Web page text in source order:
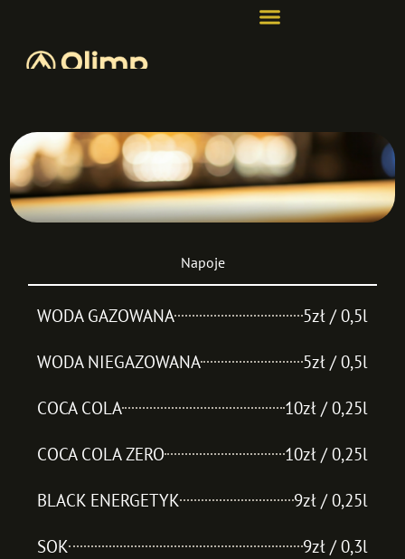
Napoje
WODA GAZOWANA 5zł / 0,5l
WODA NIEGAZOWANA 5zł / 0,5l
COCA COLA 10zł / 0,25l
COCA COLA ZERO 10zł / 0,25l
BLACK ENERGETYK 9zł / 0,25l
SOK 9zł / 0,3l